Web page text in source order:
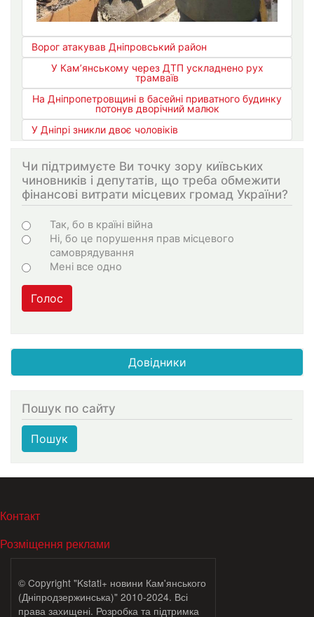
Ворог атакував Дніпровський район
У Кам’янському через ДТП ускладнено рух
трамваїв
На Дніпропетровщині в басейні приватного будинку
потонув дворічний малюк
У Дніпрі зникли двоє чоловіків
Чи підтримуєте Ви точку зору київських
чиновників і депутатів, що треба обмежити
фінансові витрати місцевих громад України?
Варіанти
Так, бо в країні війна
Ні, бо це порушення прав місцевого
самоврядування
Мені все одно
Голос
Довідники
Пошук по сайту
Пошук
МЕНЮ В ПОДВАЛЕ
Контакт
Розміщення реклами
© Copyright "Kstati+ новини Кам'янського
(Дніпродзержинська)" 2010-2024. Всі
права захищені. Розробка та підтримка